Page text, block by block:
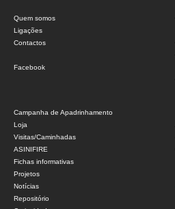
Quem somos
Ligações
Contactos
Facebook
Campanha de Apadrinhamento
Loja
Visitas/Caminhadas
ASINIFIRE
Fichas informativas
Projetos
Notícias
Repositório